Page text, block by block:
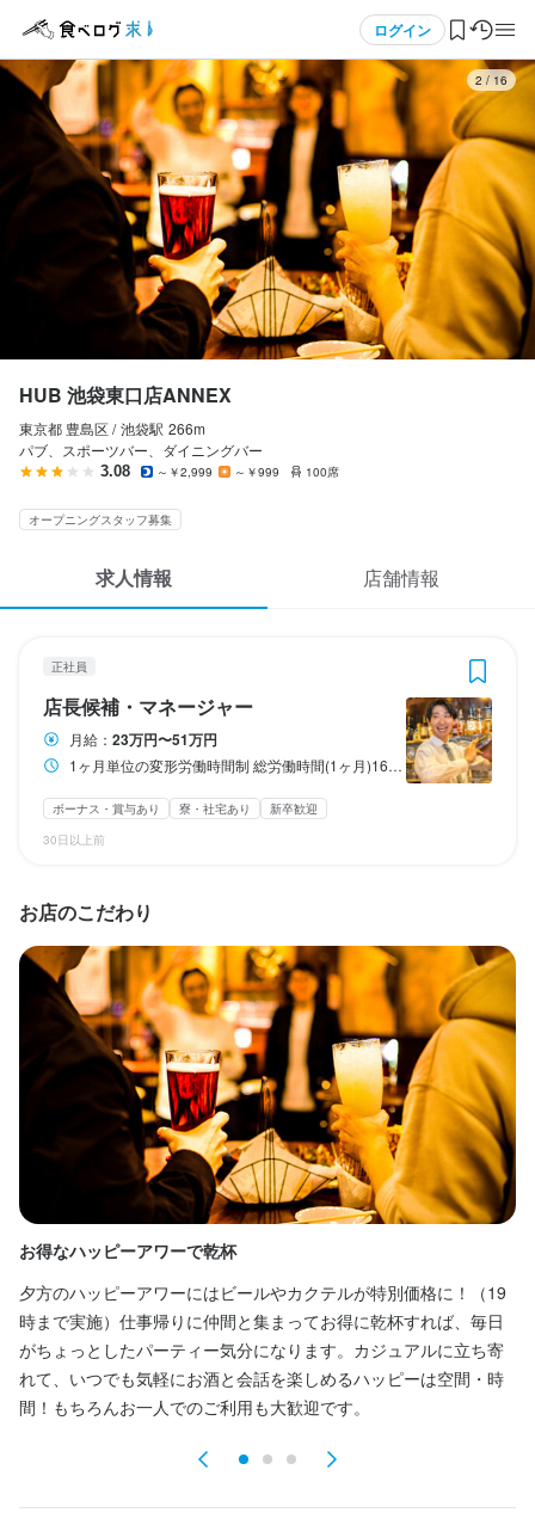
ログイン
ログイン・無料会員登録
食べログ求人TOP
マイページ管理
気になる求人
検索履歴・保存した条件
ヘルプ・お問い合わせフォーム
掲載をご検討の店舗様へ
食べログ求人PRESS
プライバシーポリシー
3 / 16
HUB 池袋東口店ANNEX
東京都 豊島区 / 池袋駅 266m
パブ、スポーツバー、ダイニングバー
3.08 ～￥2,999 ～￥999 100席
オープニングスタッフ募集
求人情報 店舗情報
正社員
店長候補・マネージャー
月給： 23万円〜51万円
1ヶ月単位の変形労働時間制 総労働時間(1ヶ月)160時間～170時間 15：00～翌0：00でのシフト制 ※一般的なシフト例/15：00～24：00 ※月の平均残業時間は20時間 （残業削減に取り組んでいます）
ボーナス・賞与あり 寮・社宅あり
新卒歓迎
30日以上前
お店のこだわり
お得なハッピーアワーで乾杯
夕方のハッピーアワーにはビールやカクテルが特別価格に！（19
時まで実施）仕事帰りに仲間と集まってお得に乾杯すれば、毎日
がちょっとしたパーティー気分になります。カジュアルに立ち寄
れて、いつでも気軽にお酒と会話を楽しめるハッピーは空間・時
間！もちろんお一人でのご利用も大歓迎です。
店長候補・マネージャー
店長候補・マネージャー
交通費支給
試用期間
試用期間：6か月　※処遇変動なし
固定残業代
サブマネジャー：10時間分の見合い分時間外手当含む
ストアマネジャー：35時間分の見合い分時間外手当含む
※超過分は全額追加支給
給与補足
昇給年1回/賞与年3回
家賃補助：家賃半額支給（上限7万円）
収入例
【年収例】
年収500万円 ／ 25歳 店長候補職 経験3年 ／（月給36万円＋各種
手当＋賞与年3回）
年収660万円 ／ 28歳 店長職 経験6年 ／（月給44万円＋各種手当
＋賞与年3回）
年収800万円 ／ 31歳 店長職 経験9年 ／ (月給51万円＋各種手当＊
賞与年3回)
応募画面へ進む